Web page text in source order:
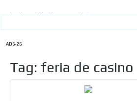
ADS-26
Tag: feria de casino